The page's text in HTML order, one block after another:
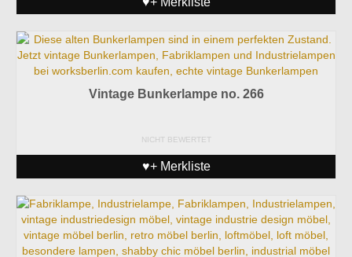
Vintage Bunkerlampe no. 266
NICHT BEWERTET
♥+ Merkliste